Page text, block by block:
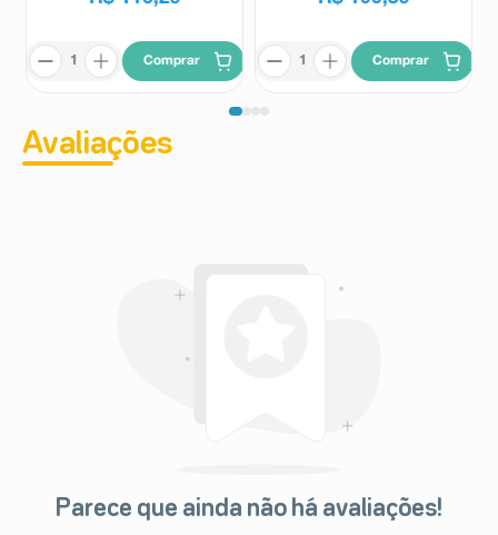
Comprar Comprar
Avaliações
Parece que ainda não há avaliações!